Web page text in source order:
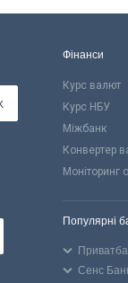
Фінанси
Курс валют
Курс НБУ
Міжбанк
Конвертер
Моніторинг
Популярні
Сенс